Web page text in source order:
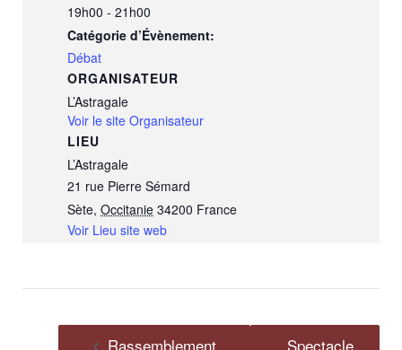
19h00 - 21h00
Catégorie d’Évènement:
Débat
LIEU
L’Astragale
21 rue Pierre Sémard
Sète, Occitanie 34200 France
Voir Lieu site web
ORGANISATEUR
L’Astragale
Voir le site Organisateur
Rassemblement Spectacle